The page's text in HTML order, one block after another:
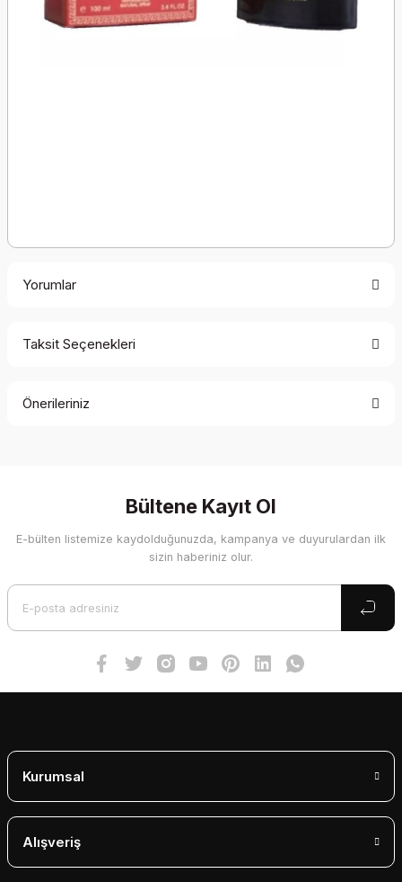
Yorumlar
Taksit Seçenekleri
Önerileriniz
Görüş ve önerileriniz için teşekkür ederiz.
Ürün resmi kalitesiz, bozuk veya görüntülenemiyor.
Bültene Kayıt Ol
E-bülten listemize kaydolduğunuzda, kampanya ve duyurulardan ilk
sizin haberiniz olur.
Kurumsal
Alışveriş